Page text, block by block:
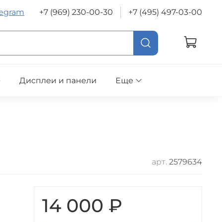
+7 (969) 230-00-30 +7 (495) 497-03-00
Дисплеи и панели Еще
арт. 2579634
14 000 ₽